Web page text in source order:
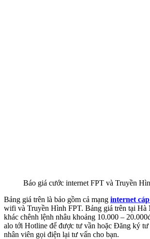
Báo giá cước internet FPT và Truyền
Bảng giá trên là bảo gồm cả mạng internet
wifi và Truyền Hình FPT. Bảng giá trên tại Hà
khác chênh lệnh nhâu khoảng 10.000 –
alo tới Hotline để được tư vần hoặc Đăng ký tư
nhân viên gọi điện lại tư vấn cho bạn.